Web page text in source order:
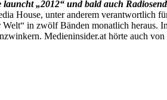
„2012“ und bald auch
House, unter anderem verantwortlich
in zwölf Bänden monatlich heraus.
Medieninsider.at hörte auch